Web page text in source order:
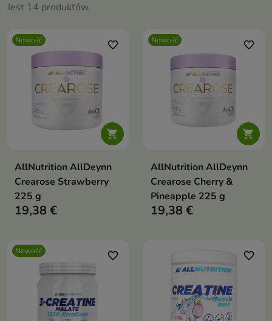
Jest 14 produktów.
Nowość

favorite_border
AllNutrition AllDeynn
Crearose Strawberry
225 g
19,38 €
Nowość

favorite_border
AllNutrition AllDeynn
Crearose Cherry &
Pineapple 225 g
19,38 €
Nowość favorite_border favorite_border